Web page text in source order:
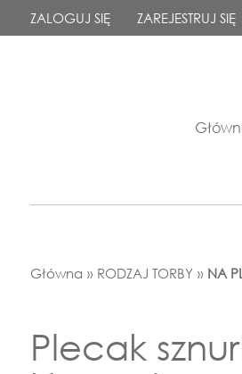
ZALOGUJ SIĘ ZAREJESTRUJ SIĘ
Główna » RODZAJ TORBY » NA
Plecak